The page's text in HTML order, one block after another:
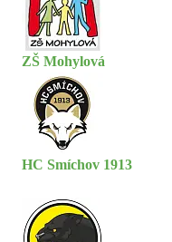
ZŠ Mohylová
HC Smíchov 1913